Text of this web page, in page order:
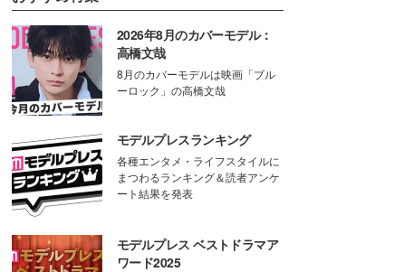
2026年8月のカバーモデル：
高橋文哉
8月のカバーモデルは映画「ブル
ーロック」の高橋文哉
モデルプレスランキング
各種エンタメ・ライフスタイルに
まつわるランキング＆読者アンケ
ート結果を発表
モデルプレス ベストドラマア
ワード2025